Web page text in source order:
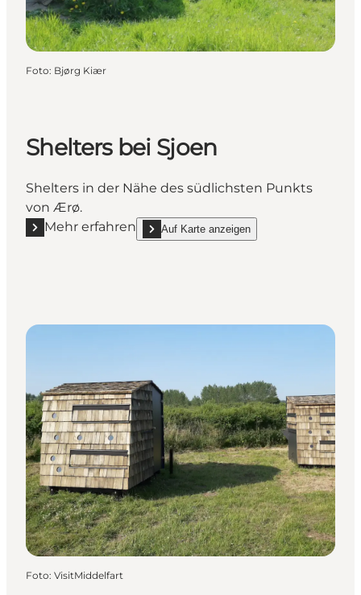
Foto: Bjørg Kiær
Shelters bei Sjoen
Shelters in der Nähe des südlichsten Punkts
von Ærø.
Mehr erfahren
Mehr erfahren "Shelters bei Sjoen"
Auf Karte anzeigen
show Shelters bei Sjoen on_map
Foto: VisitMiddelfart